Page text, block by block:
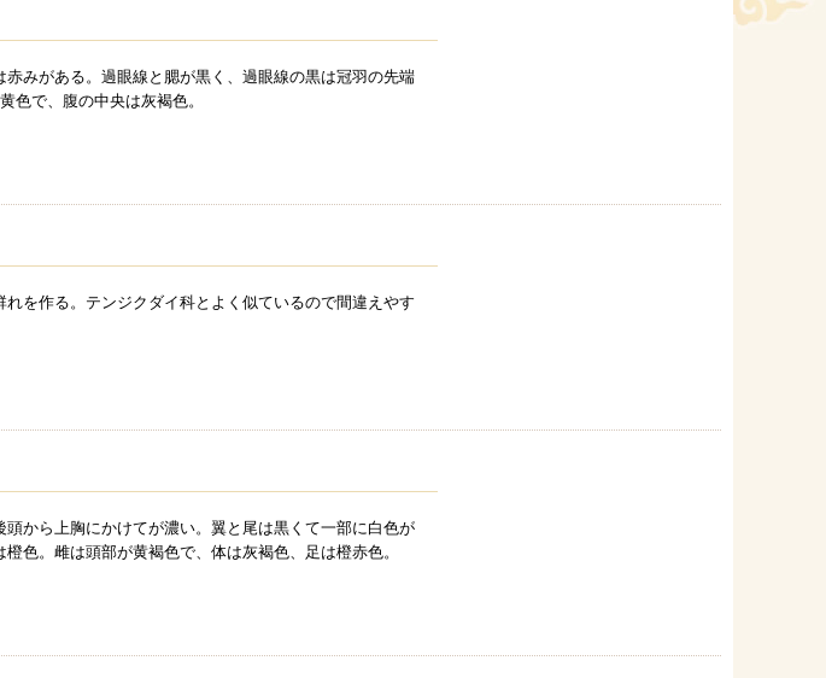
みがある。過眼線と腮が黒く、過眼線の黒は冠羽の先端
色で、腹の中央は灰褐色。
を作る。テンジクダイ科とよく似ているので間違えやす
から上胸にかけてが濃い。翼と尾は黒くて一部に白色が
色。雌は頭部が黄褐色で、体は灰褐色、足は橙赤色。